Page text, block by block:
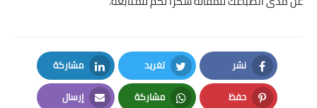
نشر
Facebook
تغريد
Twitter
مشاركة
LinkedIn
حفظ مشاركة إرسال